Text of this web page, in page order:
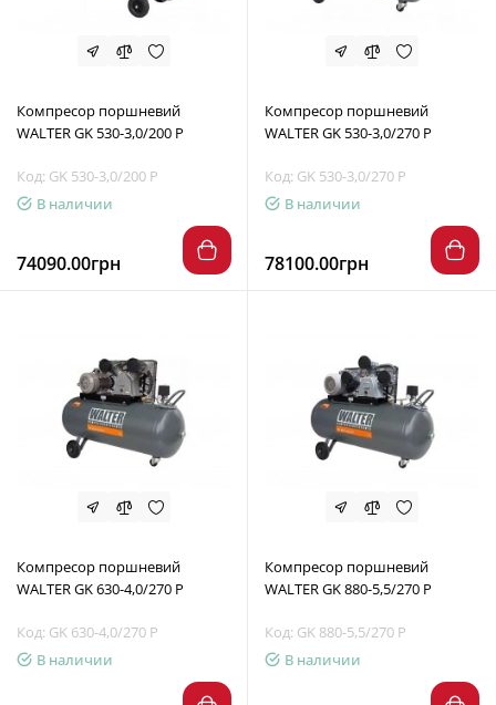
Компресор поршневий
WALTER GK 530-3,0/200 P
Код: GK 530-3,0/200 P
В наличии
74090.00грн
Компресор поршневий
WALTER GK 530-3,0/270 P
Код: GK 530-3,0/270 P
В наличии
78100.00грн
Компресор поршневий
WALTER GK 630-4,0/270 P
Код: GK 630-4,0/270 P
В наличии
Компресор поршневий
WALTER GK 880-5,5/270 P
Код: GK 880-5,5/270 P
В наличии